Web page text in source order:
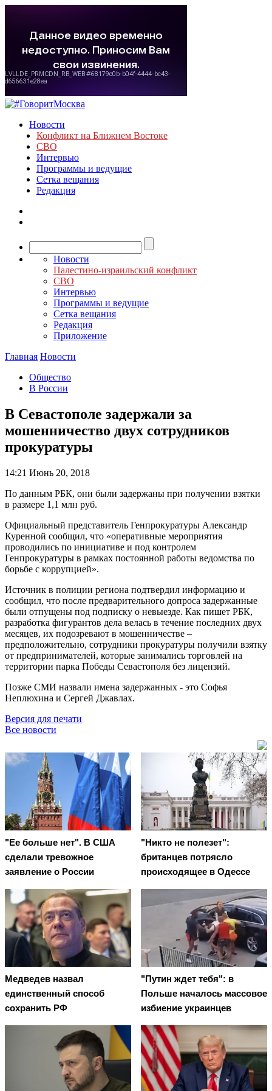
Новости
Конфликт на Ближнем Востоке
СВО
Интервью
Программы и ведущие
Сетка вещания
Редакция
Новости
Палестино-израильский конфликт
СВО
Интервью
Программы и ведущие
Сетка вещания
Редакция
Приложение
Главная Новости
Общество
В России
В Севастополе задержали за
мошенничество двух сотрудников
прокуратуры
14:21 Июнь 20, 2018
По данным РБК, они были задержаны при получении взятки
в размере 1,1 млн руб.
Официальный представитель Генпрокуратуры Александр
Куренной сообщил, что «оперативные мероприятия
проводились по инициативе и под контролем
Генпрокуратуры в рамках постоянной работы ведомства по
борьбе с коррупцией».
Источник в полиции региона подтвердил информацию и
сообщил, что после предварительного допроса задержанные
были отпущены под подписку о невыезде. Как пишет РБК,
разработка фигурантов дела велась в течение последних двух
месяцев, их подозревают в мошенничестве –
предположительно, сотрудники прокуратуры получили взятку
от предпринимателей, которые занимались торговлей на
территории парка Победы Севастополя без лицензий.
Позже СМИ назвали имена задержанных - это Софья
Неплюхина и Сергей Джавлах.
Версия для печати
Все новости
"Ее больше нет". В США
сделали тревожное
заявление о России
"Никто не полезет":
британцев потрясло
происходящее в Одессе
Медведев назвал
единственный способ
сохранить РФ
"Путин ждет тебя": в
Польше началось массовое
избиение украинцев